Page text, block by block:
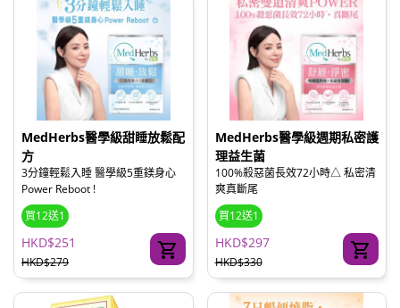
MedHerbs醫學級甜睡放鬆配
方
3分鐘輕鬆入睡 醫學級5重鎂身心
Power Reboot !
買12送1
HKD$251
HKD$279
MedHerbs醫學級週期私密護
理益生菌
100%殺惡菌長效72小時△ 私密清
爽真斷尾
買12送1
HKD$297
HKD$330